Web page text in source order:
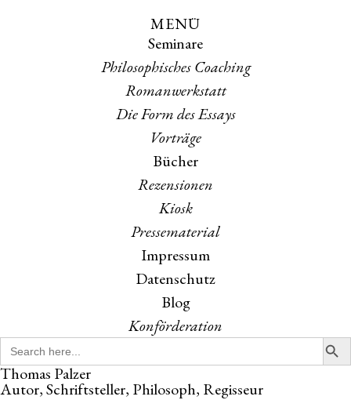
MENÜ
Seminare
Philosophisches Coaching
Romanwerkstatt
Die Form des Essays
Vorträge
Bücher
Rezensionen
Kiosk
Pressematerial
Impressum
Datenschutz
Blog
Konförderation
Search
for:
Search
Thomas Palzer
Autor, Schriftsteller, Philosoph, Regisseur